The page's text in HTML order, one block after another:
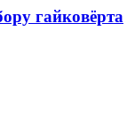
гайковёрта